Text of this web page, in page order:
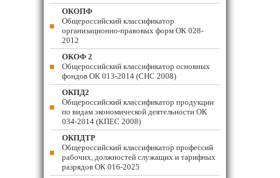
ОКОПФ
Общероссийский классификатор
организационно-правовых форм ОК 028-
2012
ОКОФ 2
Общероссийский классификатор основных
фондов ОК 013-2014 (СНС 2008)
ОКПД2
Общероссийский классификатор продукции
по видам экономической деятельности ОК
034-2014 (КПЕС 2008)
ОКПДТР
Общероссийский классификатор профессий
рабочих, должностей служащих и тарифных
разрядов ОК 016-2025